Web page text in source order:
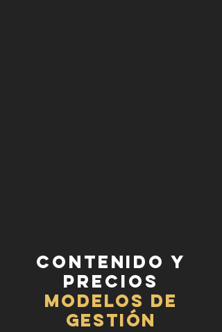
CONTENIDO Y
PRECIOS
modelos de
gestión